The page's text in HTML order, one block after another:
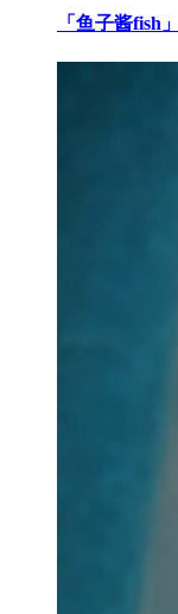
「鱼子酱fish